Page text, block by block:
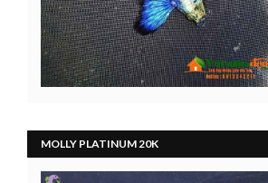
MOLLY PLATINUM 20K